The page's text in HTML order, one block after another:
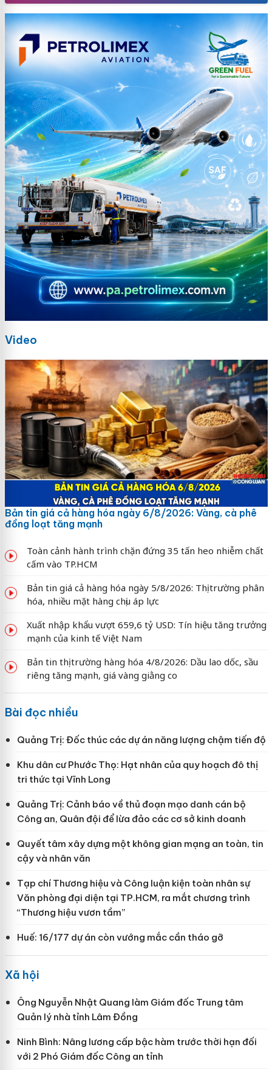
Video
Bản tin giá cả hàng hóa ngày 6/8/2026: Vàng, cà phê
đồng loạt tăng mạnh
Toàn cảnh hành trình chặn đứng 35 tấn heo nhiễm chất
cấm vào TP.HCM
Bản tin giá cả hàng hóa ngày 5/8/2026: Thị trường phân
hóa, nhiều mặt hàng chịu áp lực
Xuất nhập khẩu vượt 659,6 tỷ USD: Tín hiệu tăng trưởng
mạnh của kinh tế Việt Nam
Bản tin thị trường hàng hóa 4/8/2026: Dầu lao dốc, sầu
riêng tăng mạnh, giá vàng giằng co
Bài đọc nhiều
Quảng Trị: Đốc thúc các dự án năng lượng chậm tiến độ
Khu dân cư Phước Thọ: Hạt nhân của quy hoạch đô thị
tri thức tại Vĩnh Long
Quảng Trị: Cảnh báo về thủ đoạn mạo danh cán bộ
Công an, Quân đội để lừa đảo các cơ sở kinh doanh
Quyết tâm xây dựng một không gian mạng an toàn, tin
cậy và nhân văn
Tạp chí Thương hiệu và Công luận kiện toàn nhân sự
Văn phòng đại diện tại TP.HCM, ra mắt chương trình
“Thương hiệu vươn tầm”
Huế: 16/177 dự án còn vướng mắc cần tháo gỡ
Xã hội
Ông Nguyễn Nhật Quang làm Giám đốc Trung tâm
Quản lý nhà tỉnh Lâm Đồng
Ninh Bình: Nâng lương cấp bậc hàm trước thời hạn đối
với 2 Phó Giám đốc Công an tỉnh